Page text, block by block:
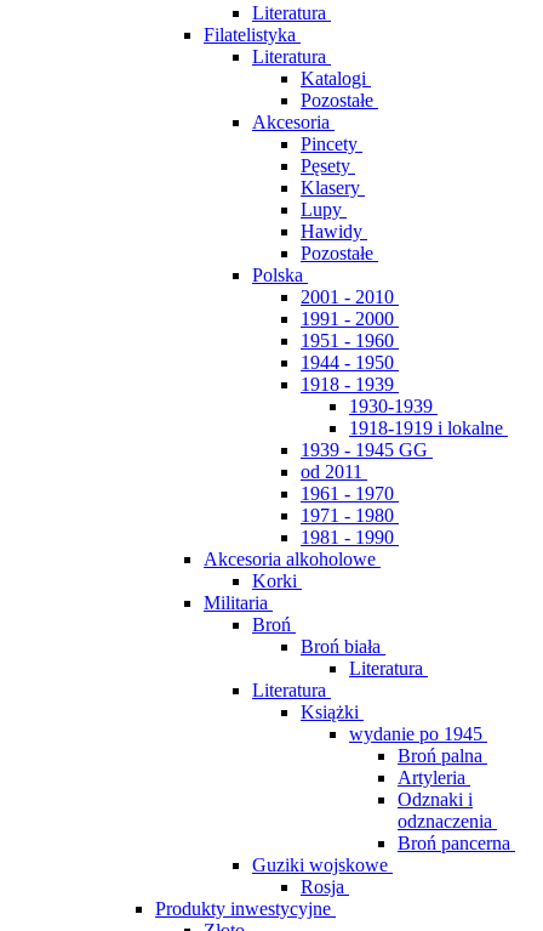
Literatura
Filatelistyka
Literatura
Katalogi
Pozostałe
Akcesoria
Pincety
Pęsety
Klasery
Lupy
Hawidy
Pozostałe
Polska
2001 - 2010
1991 - 2000
1951 - 1960
1944 - 1950
1918 - 1939
1930-1939
1918-1919 i lokalne
1939 - 1945 GG
od 2011
1961 - 1970
1971 - 1980
1981 - 1990
Akcesoria alkoholowe
Korki
Militaria
Broń
Broń biała
Literatura
Literatura
Książki
wydanie po 1945
Broń palna
Artyleria
Odznaki i
odznaczenia
Broń pancerna
Guziki wojskowe
Rosja
Produkty inwestycyjne